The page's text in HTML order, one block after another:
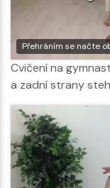
Přehráním se načte
Cvičení na
a zadní strany